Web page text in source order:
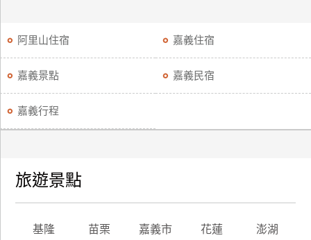
阿里山住宿 嘉義住宿
嘉義景點 嘉義民宿
嘉義行程
旅遊景點
基隆 苗栗 嘉義市 花蓮 澎湖